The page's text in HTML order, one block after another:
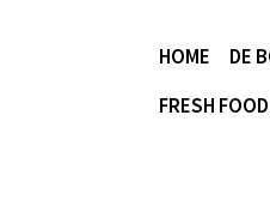
HOME DE
FRESH